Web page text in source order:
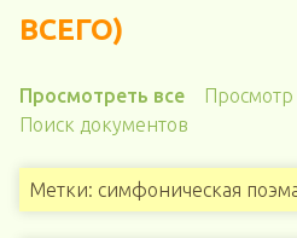
ВСЕГО)
Просмотреть все
Поиск документов
Метки: симфоническая